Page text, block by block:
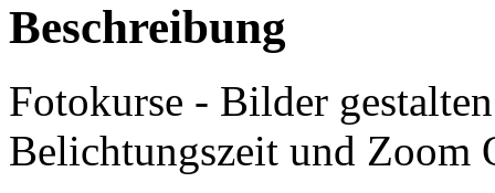
Beschreibung
Fotokurse - Bilder
Belichtungszeit und Zoom